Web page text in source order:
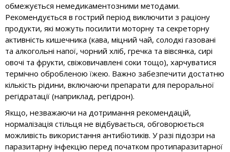
обмежується немедикаментозними методами.
Рекомендується в гострий період виключити з раціону
продукти, які можуть посилити моторну та секреторну
активність кишечника (кава, міцний чай, солодкі газовані
та алкогольні напої, чорний хліб, гречка та вівсянка, сирі
овочі та фрукти, свіжовичавлені соки тощо), харчуватися
термічно обробленою їжею. Важно забезпечити достатню
кількість рідини, включаючи препарати для пероральної
регідратації (наприклад, регідрон).
Якщо, незважаючи на дотримання рекомендацій,
нормалізація стільця не відбувається, обговорюється
можливість використання антибіотиків. У разі підозри на
паразитарну інфекцію перед початком протипаразитарної